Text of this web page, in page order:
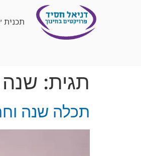
תכנית
תגית:
תכלה שנה